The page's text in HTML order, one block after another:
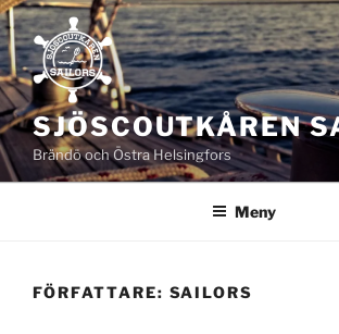
Hoppa
till
innehåll
SJÖSCOUTKÅREN
Brändö och Östra Helsingfors
Meny
FÖRFATTARE: SAILORS